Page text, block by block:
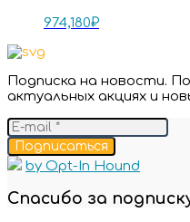
974,180₽
Подписка на новости.
актуальных акциях и
Подписаться
by Opt-In Hound
Спасибо за